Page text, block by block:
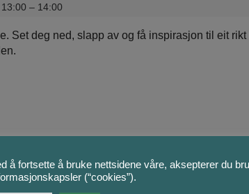
13:00 – 14:00
Set deg ned, slapp av og få inspirasjon til eit
å fortsette å bruke nettsidene våre, aksepterer du
(“cookies”).